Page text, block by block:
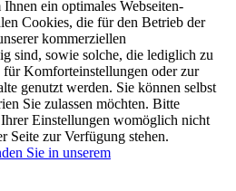
ein optimales Webseiten-
Cookies, die für den Betrieb der
kommerziellen
sind, sowie solche, die lediglich zu
Komforteinstellungen oder zur
genutzt werden. Sie können selbst
Sie zulassen möchten. Bitte
Ihrer Einstellungen womöglich nicht
Seite zur Verfügung stehen.
Sie in unserem